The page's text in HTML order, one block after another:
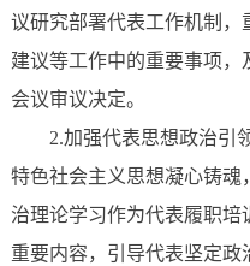
议研究部署代表工作机制
建议等工作中的重要事项
会议审议决定。
2.加强代表思想政治引
特色社会主义思想凝心铸
治理论学习作为代表履职
重要内容，引导代表坚定